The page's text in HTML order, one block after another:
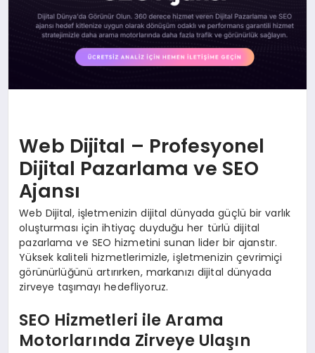
Web Dijital – Profesyonel
Dijital Pazarlama ve SEO
Ajansı
Web Dijital, işletmenizin dijital dünyada güçlü bir varlık
oluşturması için ihtiyaç duyduğu her türlü dijital
pazarlama ve SEO hizmetini sunan lider bir ajanstır.
Yüksek kaliteli hizmetlerimizle, işletmenizin çevrimiçi
görünürlüğünü artırırken, markanızı dijital dünyada
zirveye taşımayı hedefliyoruz.
SEO Hizmetleri ile Arama
Motorlarında Zirveye Ulaşın